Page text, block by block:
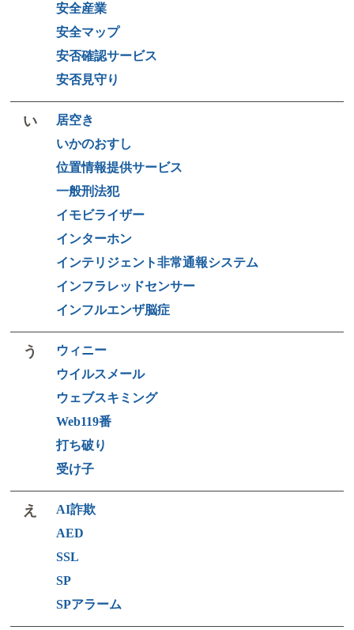
安全産業
安全マップ
安否確認サービス
安否見守り
い
居空き
いかのおすし
位置情報提供サービス
一般刑法犯
イモビライザー
インターホン
インテリジェント非常通報システム
インフラレッドセンサー
インフルエンザ脳症
う
ウィニー
ウイルスメール
ウェブスキミング
Web119番
打ち破り
受け子
え
AI詐欺
AED
SSL
SP
SPアラーム